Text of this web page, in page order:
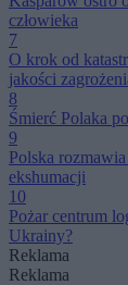
człowieka
7
O krok od
jakości
8
Śmierć Polaka
9
Polska
ekshumacji
10
Pożar centrum
Ukrainy?
Reklama
Reklama